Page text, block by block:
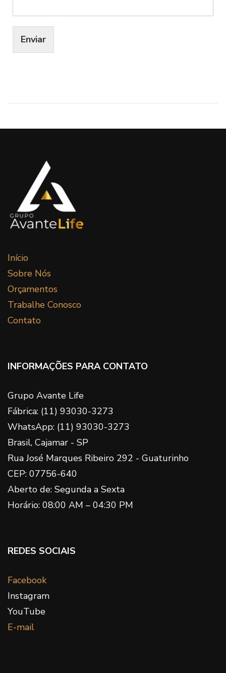
Enviar
Início
Sobre Nós
Orçamentos
Trabalhe Conosco
Contato
INFORMAÇÕES PARA CONTATO
Grupo Avante Life
Fábrica: (11) 93030-3273
WhatsApp: (11) 93030-3273
Brasil, Cajamar - SP
Rua José Marques Ribeiro 292 - Guaturinho
CEP: 07756-640
Aberto de: Segunda a Sexta
Horário: 08:00 AM – 04:30 PM
REDES SOCIAIS
Facebook
Instagram
YouTube
E-mail